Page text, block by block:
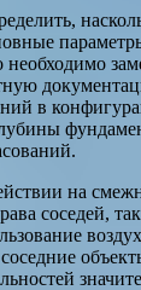
в
на
соседей,